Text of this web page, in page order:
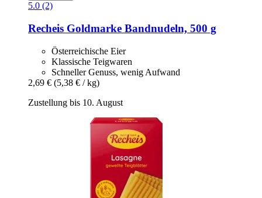
5.0 (2)
Recheis Goldmarke Bandnudeln, 500 g
Österreichische Eier
Klassische Teigwaren
Schneller Genuss, wenig Aufwand
2,69 € (5,38 € / kg)
Zustellung bis 10. August